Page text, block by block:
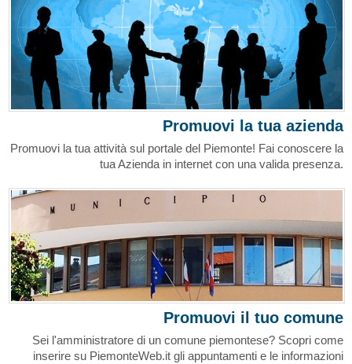
Promuovi la tua azienda
Promuovi la tua attività sul portale del Piemonte! Fai conoscere la
tua Azienda in internet con una valida presenza.
Promuovi il tuo comune
Sei l'amministratore di un comune piemontese? Scopri come
inserire su PiemonteWeb.it gli appuntamenti e le informazioni